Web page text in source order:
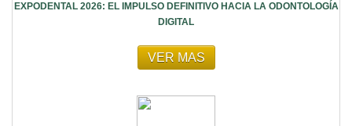
EXPODENTAL 2026: EL IMPULSO DEFINITIVO HACIA LA ODONTOLOGÍA
DIGITAL
VER MAS